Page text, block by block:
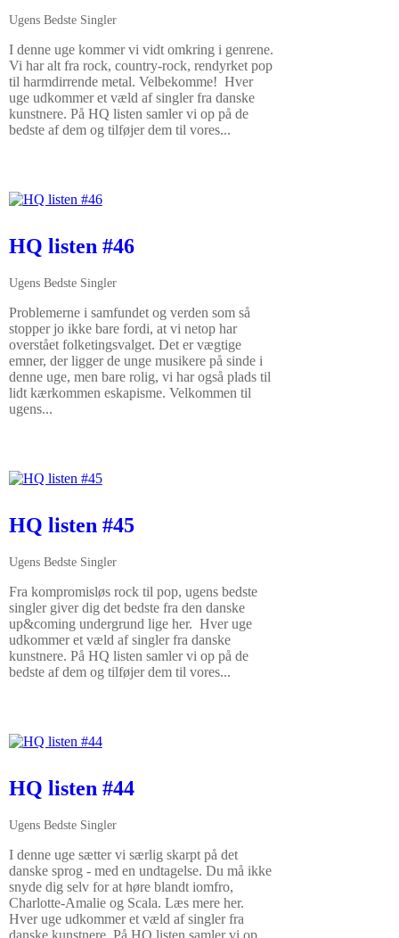
Ugens Bedste Singler
I denne uge kommer vi vidt omkring i genrene.
Vi har alt fra rock, country-rock, rendyrket pop
til harmdirrende metal. Velbekomme! Hver
uge udkommer et væld af singler fra danske
kunstnere. På HQ listen samler vi op på de
bedste af dem og tilføjer dem til vores...
HQ listen #46
Ugens Bedste Singler
Problemerne i samfundet og verden som så
stopper jo ikke bare fordi, at vi netop har
overstået folketingsvalget. Det er vægtige
emner, der ligger de unge musikere på sinde i
denne uge, men bare rolig, vi har også plads til
lidt kærkommen eskapisme. Velkommen til
ugens...
HQ listen #45
Ugens Bedste Singler
Fra kompromisløs rock til pop, ugens bedste
singler giver dig det bedste fra den danske
up&coming undergrund lige her. Hver uge
udkommer et væld af singler fra danske
kunstnere. På HQ listen samler vi op på de
bedste af dem og tilføjer dem til vores...
HQ listen #44
Ugens Bedste Singler
I denne uge sætter vi særlig skarpt på det
danske sprog - med en undtagelse. Du må ikke
snyde dig selv for at høre blandt iomfro,
Charlotte-Amalie og Scala. Læs mere her.
Hver uge udkommer et væld af singler fra
danske kunstnere. På HQ listen samler vi op